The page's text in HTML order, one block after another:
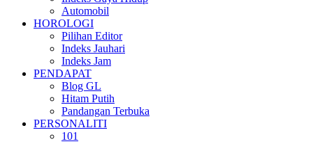
Automobil
HOROLOGI
Pilihan Editor
Indeks Jauhari
Indeks Jam
PENDAPAT
Blog GL
Hitam Putih
Pandangan Terbuka
PERSONALITI
101